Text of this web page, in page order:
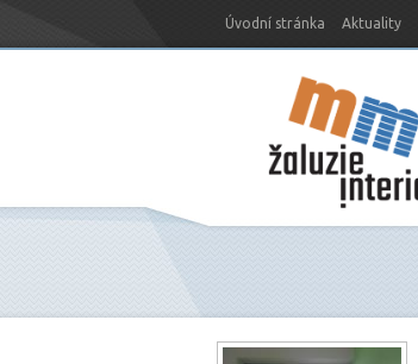
Úvodní stránka Aktuality